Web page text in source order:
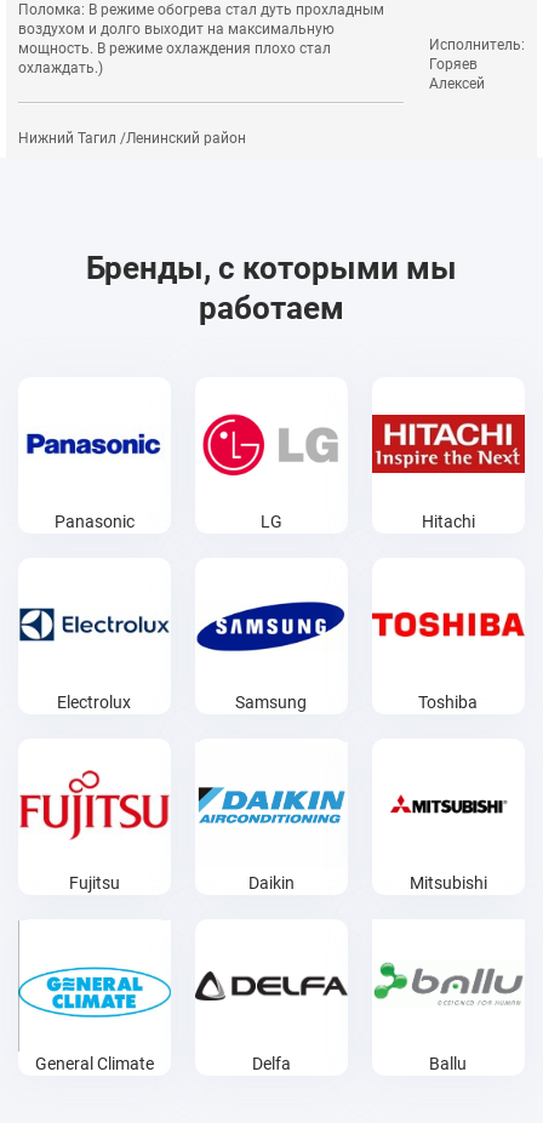
Поломка: В режиме обогрева стал дуть прохладным
воздухом и долго выходит на максимальную
мощность. В режиме охлаждения плохо стал
охлаждать.)
Нижний Тагил /Ленинский район
Исполнитель:
Горяев
Алексей
Бренды, с которыми мы
работаем
Panasonic LG Hitachi
Electrolux Samsung Toshiba
Fujitsu Daikin Mitsubishi
General Climate Delfa Ballu